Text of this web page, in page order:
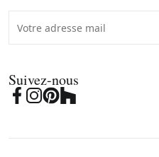
Suivez-nous